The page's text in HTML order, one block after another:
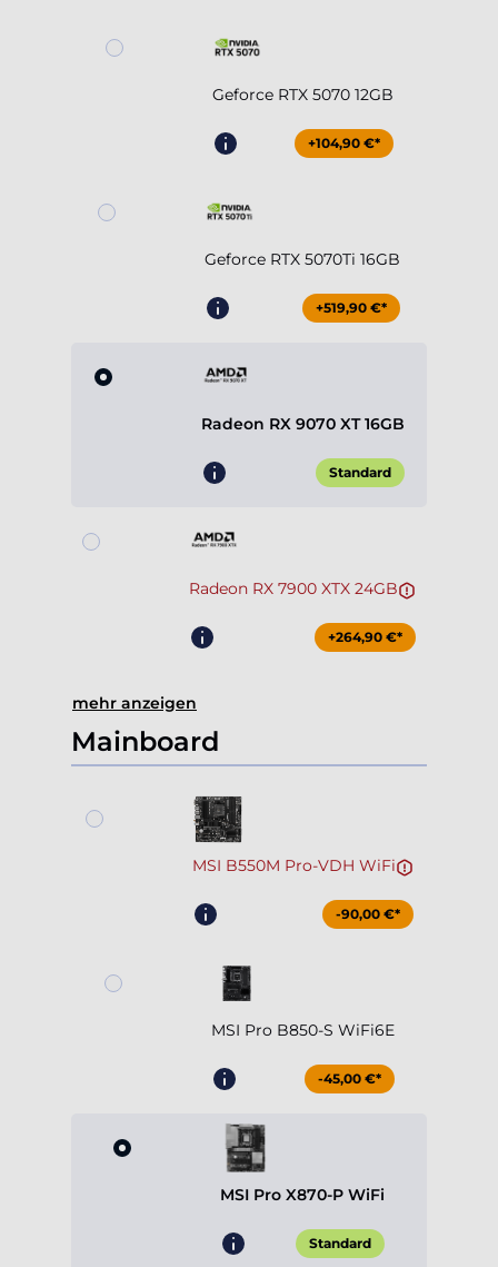
Geforce RTX 5070 12GB
+104,90 €*
Geforce RTX 5070Ti 16GB
+519,90 €*
Radeon RX 9070 XT 16GB
Standard
Radeon RX 7900 XTX 24GB
+264,90 €*
mehr anzeigen
Mainboard
MSI B550M Pro-VDH WiFi
-90,00 €*
MSI Pro B850-S WiFi6E
-45,00 €*
MSI Pro X870-P WiFi
Standard